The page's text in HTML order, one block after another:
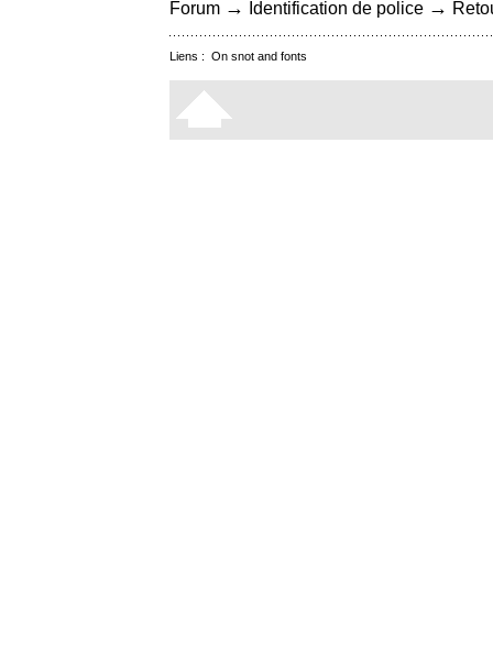
Forum → Identification de police →
Liens : On snot and fonts